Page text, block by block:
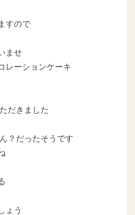
すので
ませ
レーションケーキ
だきました
？だったそうです
ょう